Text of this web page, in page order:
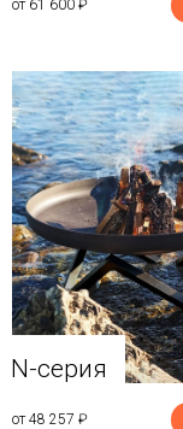
от 61 600 ₽
N-серия
от 48 257 ₽